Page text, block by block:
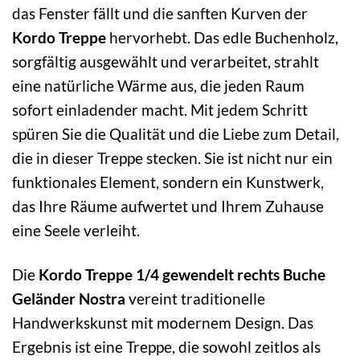
das Fenster fällt und die sanften Kurven der
Kordo Treppe hervorhebt. Das edle Buchenholz,
sorgfältig ausgewählt und verarbeitet, strahlt
eine natürliche Wärme aus, die jeden Raum
sofort einladender macht. Mit jedem Schritt
spüren Sie die Qualität und die Liebe zum Detail,
die in dieser Treppe stecken. Sie ist nicht nur ein
funktionales Element, sondern ein Kunstwerk,
das Ihre Räume aufwertet und Ihrem Zuhause
eine Seele verleiht.
Die Kordo Treppe 1/4 gewendelt rechts Buche
Geländer Nostra vereint traditionelle
Handwerkskunst mit modernem Design. Das
Ergebnis ist eine Treppe, die sowohl zeitlos als